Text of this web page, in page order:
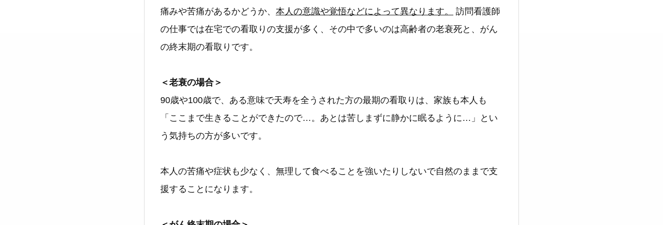
痛みや苦痛があるかどうか、 本人の意識や覚悟などによって異なります。
訪問看護師
の仕事では在宅での看取りの支援が多く、その中で多いのは高齢者の老衰死と、がん
の終末期の看取りです。
＜老衰の場合＞
90歳や100歳で、ある意味で天寿を全うされた方の最期の看取りは、家族も本人も
「ここまで生きることができたので…。あとは苦しまずに静かに眠るように…」とい
う気持ちの方が多いです。
本人の苦痛や症状も少なく、無理して食べることを強いたりしないで自然のままで支
援することになります。